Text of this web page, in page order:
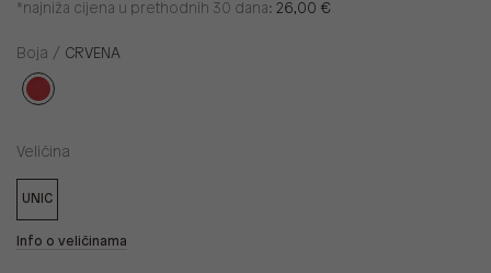
*najniža cijena u prethodnih 30 dana: 26,00 €
Boja / CRVENA
Veličina
UNIC
Info o veličinama